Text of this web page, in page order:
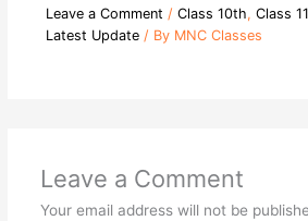
Leave a Comment / Class 10th, Class
Latest Update/ By MNC Classes
Leave a Comment
Your email address will not be